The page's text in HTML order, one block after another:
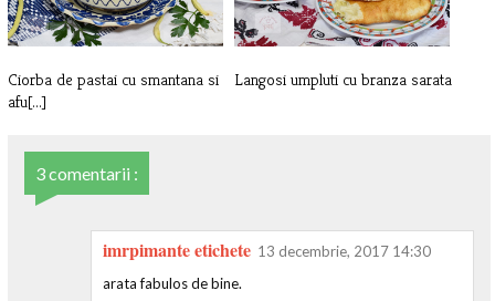
Ciorba de pastai cu smantana si
afu[...]
Langosi umpluti cu branza sarata
3 comentarii :
imrpimante etichete 13 decembrie, 2017 14:30
arata fabulos de bine.